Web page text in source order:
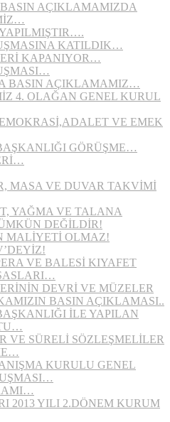
AÇIKLAMAMIZDA
KATILDIK…
KAPANIYOR…
BASIN AÇIKLAMAMIZ…
4. OLAĞAN GENEL KURUL
VE EMEK
GÖRÜŞME…
MASA VE DUVAR TAKVİMİ
YAĞMA VE TALANA
DEĞİLDİR!
MALİYETİ OLMAZ!
VE BALESİ KIYAFET
DEVRİ VE MÜZELER
BASIN AÇIKLAMASI..
İLE YAPILAN
VE SÜRELİ SÖZLEŞMELİLER
KURULU GENEL
2013 YILI 2.DÖNEM KURUM